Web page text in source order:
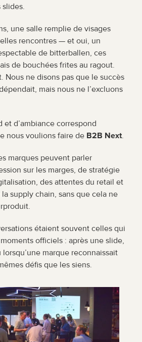
une salle remplie de visages
rencontres — et oui, un
de bitterballen, ces
Nous ne disons pas que le succès
mais nous ne l’excluons
d’ambiance correspond
nous voulions faire de B2B Next.
marques peuvent parler
sur les marges, de stratégie
des attentes du retail et
supply chain, sans que cela ne
étaient souvent celles qui
officiels : après une slide,
marque reconnaissait
défis que les siens.